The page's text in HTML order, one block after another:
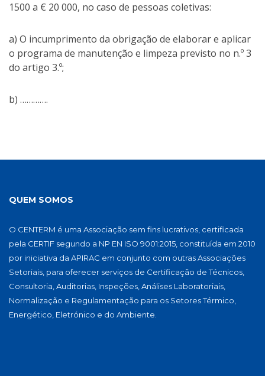
1500 a € 20 000, no caso de pessoas coletivas:
a) O incumprimento da obrigação de elaborar e aplicar
o programa de manutenção e limpeza previsto no n.º 3
do artigo 3.º;
b) ………….
QUEM SOMOS
O CENTERM é uma Associação sem fins lucrativos, certificada
pela CERTIF segundo a NP EN ISO 9001:2015, constituída em 2010
por iniciativa da APIRAC em conjunto com outras Associações
Setoriais, para oferecer serviços de Certificação de Técnicos,
Consultoria, Auditorias, Inspeções, Análises Laboratoriais,
Normalização e Regulamentação para os Setores Térmico,
Energético, Eletrónico e do Ambiente.